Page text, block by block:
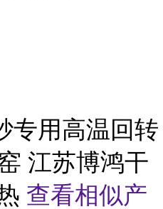
专用高温回转
江苏博鸿干
查看相似产